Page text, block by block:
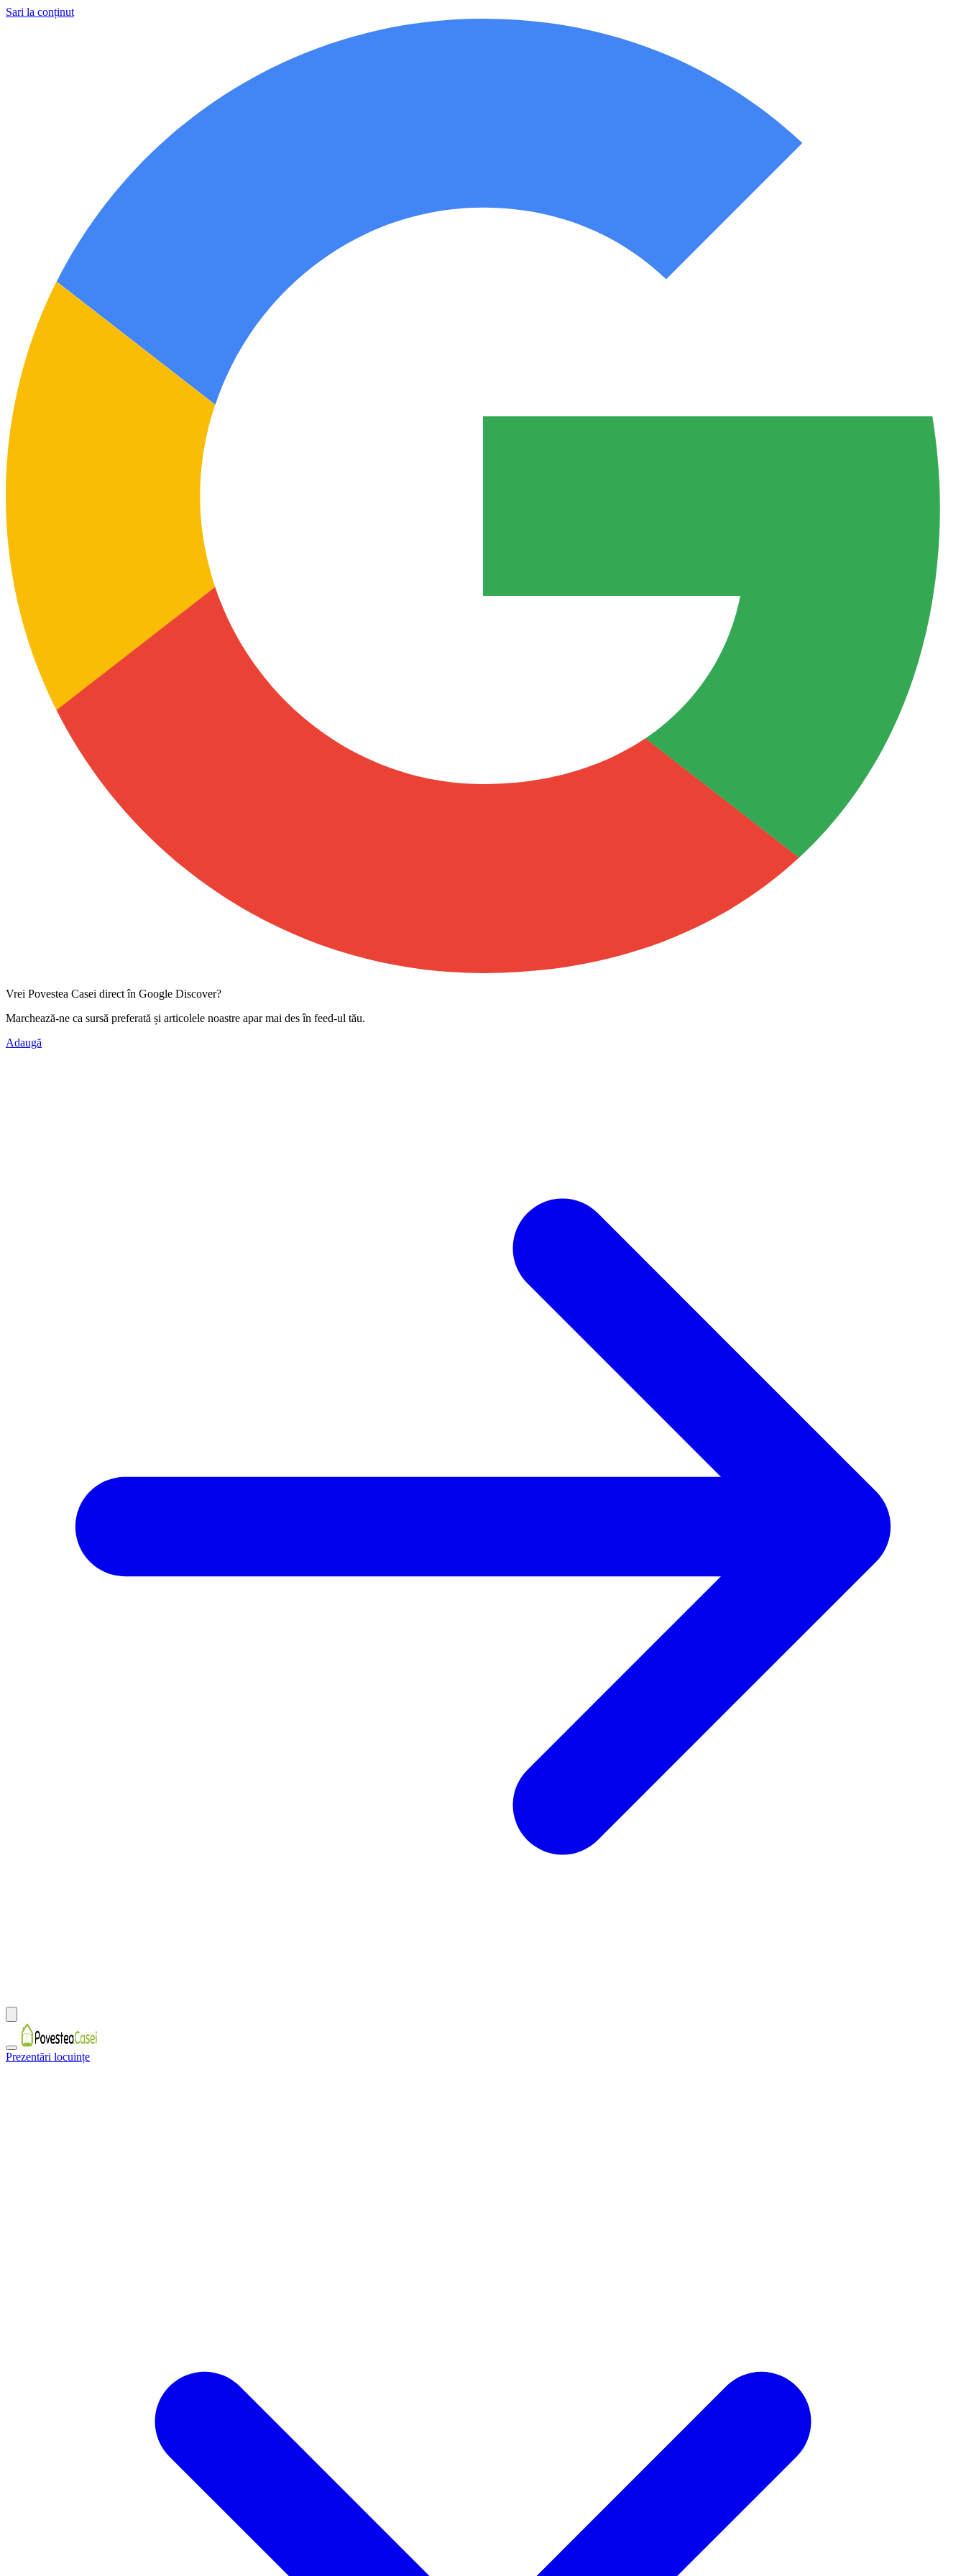
Sari la conținut
Vrei Povestea Casei direct în Google Discover?
Marchează-ne ca sursă preferată și articolele noastre apar mai des în feed-ul tău.
Adaugă
Prezentări locuințe